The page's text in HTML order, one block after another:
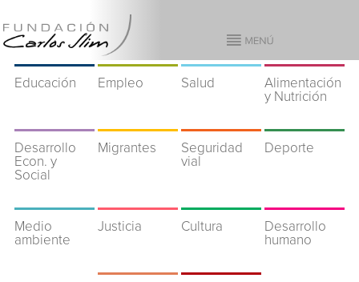
Educación Empleo Salud
Alimentación
y Nutrición
Desarrollo
Econ. y
Social
Migrantes
Seguridad
vial
Deporte
Medio
ambiente
Justicia Cultura
Desarrollo
humano